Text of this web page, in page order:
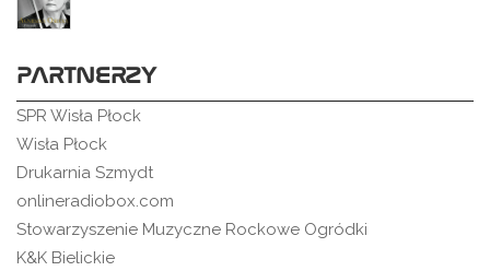
PARTNERZY
SPR Wisła Płock
Wisła Płock
Drukarnia Szmydt
onlineradiobox.com
Stowarzyszenie Muzyczne Rockowe Ogródki
K&K Bielickie